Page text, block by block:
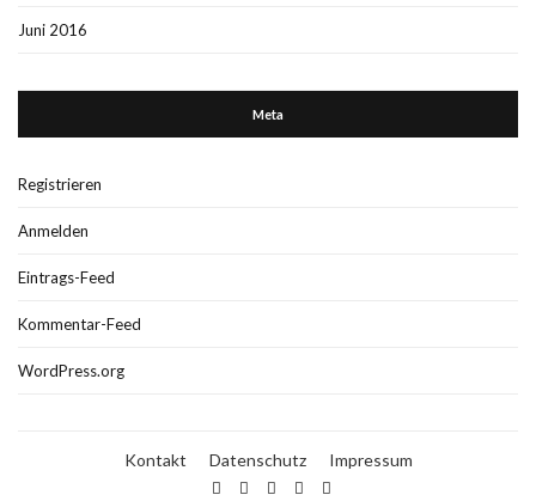
Juni 2016
Meta
Registrieren
Anmelden
Eintrags-Feed
Kommentar-Feed
WordPress.org
Kontakt Datenschutz Impressum